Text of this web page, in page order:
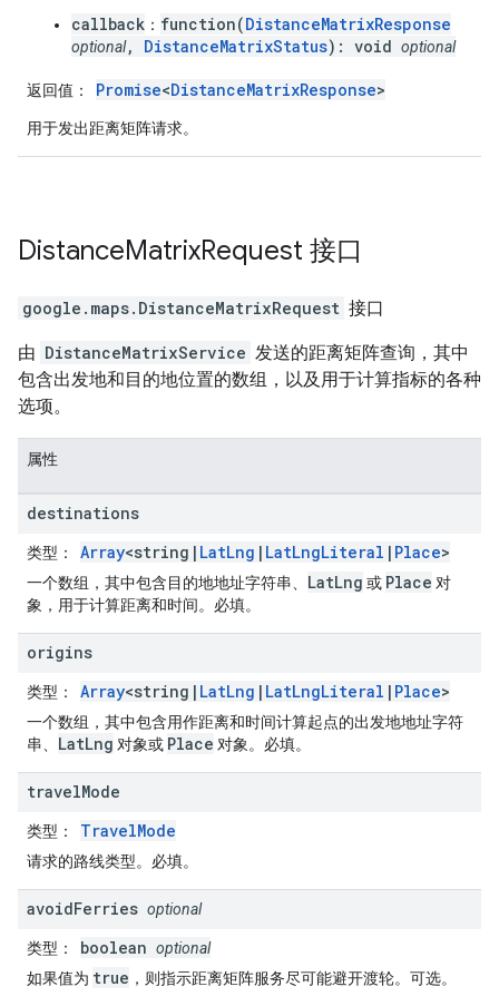
callback ： function(DistanceMatrixResponse
optional, DistanceMatrixStatus): void optional
返回值 ： Promise<DistanceMatrixResponse>
用于发出距离矩阵请求。
DistanceMatrixRequest 接口
google.maps. DistanceMatrixRequest 接口
由 DistanceMatrixService 发送的距离矩阵查询，其中
包含出发地和目的地位置的数组，以及用于计算指标的各种
选项。
属性
destinations
类型 ： Array<string| LatLng | LatLngLiteral | Place>
一个数组，其中包含目的地地址字符串、 LatLng 或 Place 对
象，用于计算距离和时间。必填。
origins
类型 ： Array<string| LatLng | LatLngLiteral | Place>
一个数组，其中包含用作距离和时间计算起点的出发地地址字符
串、 LatLng 对象或 Place 对象。必填。
travelMode
类型 ： TravelMode
请求的路线类型。必填。
avoidFerries optional
类型 ： boolean optional
如果值为 true ，则指示距离矩阵服务尽可能避开渡轮。可选。